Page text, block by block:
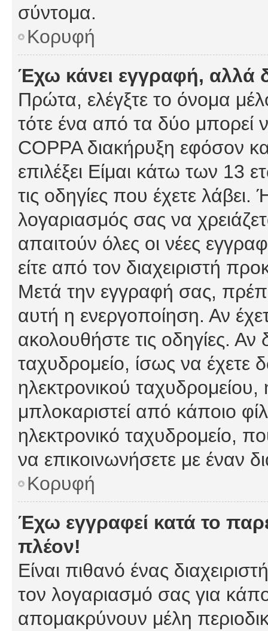
σύντομα.
Κορυφή
Έχω κάνει εγγραφή,
Πρώτα, ελέγξτε το όνομα
τότε ένα από τα δύο μπορεί
COPPA διακήρυξη εφόσον
επιλέξει Είμαι κάτω των 13
τις οδηγίες που έχετε λάβει.
λογαριασμός σας να
απαιτούν όλες οι νέες
είτε από τον διαχειριστή
Μετά την εγγραφή σας,
αυτή η ενεργοποίηση. Αν
ακολουθήστε τις οδηγίες. Αν
ταχυδρομείο, ίσως να έχετε
ηλεκτρονικού ταχυδρομείου,
μπλοκαριστεί από κάποιο
ηλεκτρονικό ταχυδρομείο,
να επικοινωνήσετε με έναν
Κορυφή
Έχω εγγραφεί κατά το
πλέον!
Είναι πιθανό ένας
τον λογαριασμό σας για
απομακρύνουν μέλη